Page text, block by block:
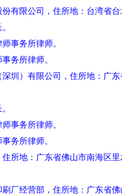
限公司，住所地：台湾省台
事务所律师。
务所律师。
）有限公司，住所地：广东
事务所律师。
务所律师。
地：广东省佛山市南海区里
经营部，住所地：广东省佛